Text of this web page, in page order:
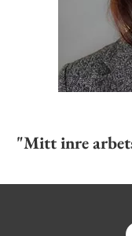
"Mitt inre